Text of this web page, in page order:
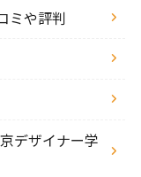
ミや評判
デザイナー学